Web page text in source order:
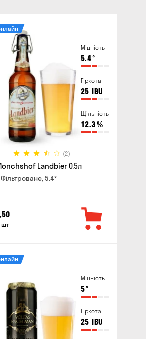
Міцність
5.4°
Гіркота
25 IBU
Щільність
12.3%
(2)
Landbier 0.5л
Фільтроване, 5.4°
,50
шт
Міцність
5°
Гіркота
25 IBU